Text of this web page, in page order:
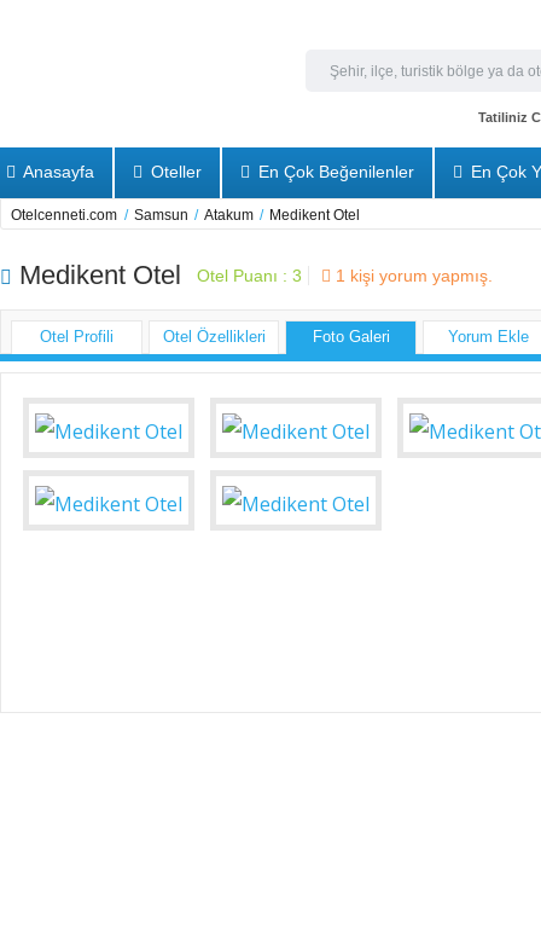
Tatiliniz
Anasayfa Oteller En Çok Beğenilenler En Çok
Otelcenneti.com / Samsun / Atakum / Medikent Otel
Medikent Otel Otel Puanı : 3 1 kişi yorum yapmış.
Otel Profili Otel Özellikleri Foto Galeri Yorum Ekle